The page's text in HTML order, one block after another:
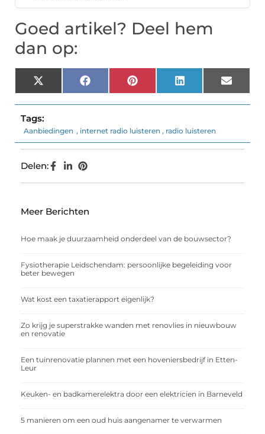
Goed artikel? Deel hem
dan op:
X
(Twitter)
FacebookPinterest LinkedIn Email
Tags:
Aanbiedingen , internet radio luisteren , radio luisteren
Delen:
Meer Berichten
Hoe maak je duurzaamheid onderdeel van de bouwsector?
Fysiotherapie Leidschendam: persoonlijke begeleiding voor
beter bewegen
Wat kost een taxatierapport eigenlijk?
Zo krijg je superstrakke wanden met renovlies in nieuwbouw
en renovatie
Een tuinrenovatie plannen met een hoveniersbedrijf in Etten-
Leur
Keuken- en badkamerelektra door een elektricien in Barneveld
5 manieren om een oud huis aangenamer te verwarmen